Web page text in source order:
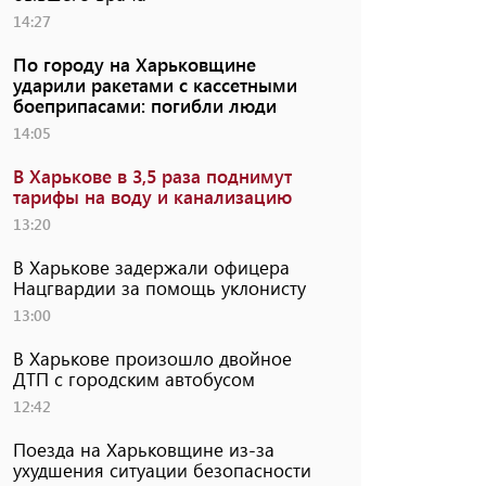
14:27
По городу на Харьковщине
ударили ракетами с кассетными
боеприпасами: погибли люди
14:05
В Харькове в 3,5 раза поднимут
тарифы на воду и канализацию
13:20
В Харькове задержали офицера
Нацгвардии за помощь уклонисту
13:00
В Харькове произошло двойное
ДТП с городским автобусом
12:42
Поезда на Харьковщине из-за
ухудшения ситуации безопасности